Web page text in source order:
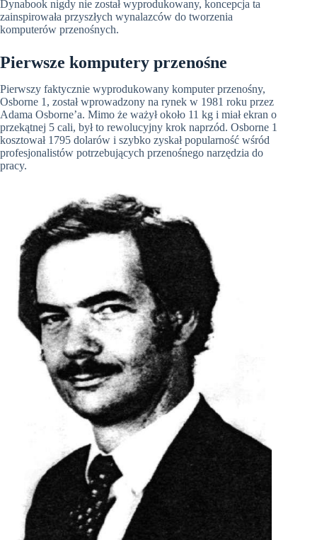
Dynabook nigdy nie został wyprodukowany, koncepcja ta
zainspirowała przyszłych wynalazców do tworzenia
komputerów przenośnych.
Pierwsze komputery przenośne
Pierwszy faktycznie wyprodukowany komputer przenośny,
Osborne 1, został wprowadzony na rynek w 1981 roku przez
Adama Osborne’a. Mimo że ważył około 11 kg i miał ekran o
przekątnej 5 cali, był to rewolucyjny krok naprzód. Osborne 1
kosztował 1795 dolarów i szybko zyskał popularność wśród
profesjonalistów potrzebujących przenośnego narzędzia do
pracy.